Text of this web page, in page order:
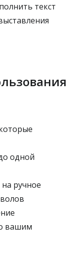
текст
одной
ручное
вашим